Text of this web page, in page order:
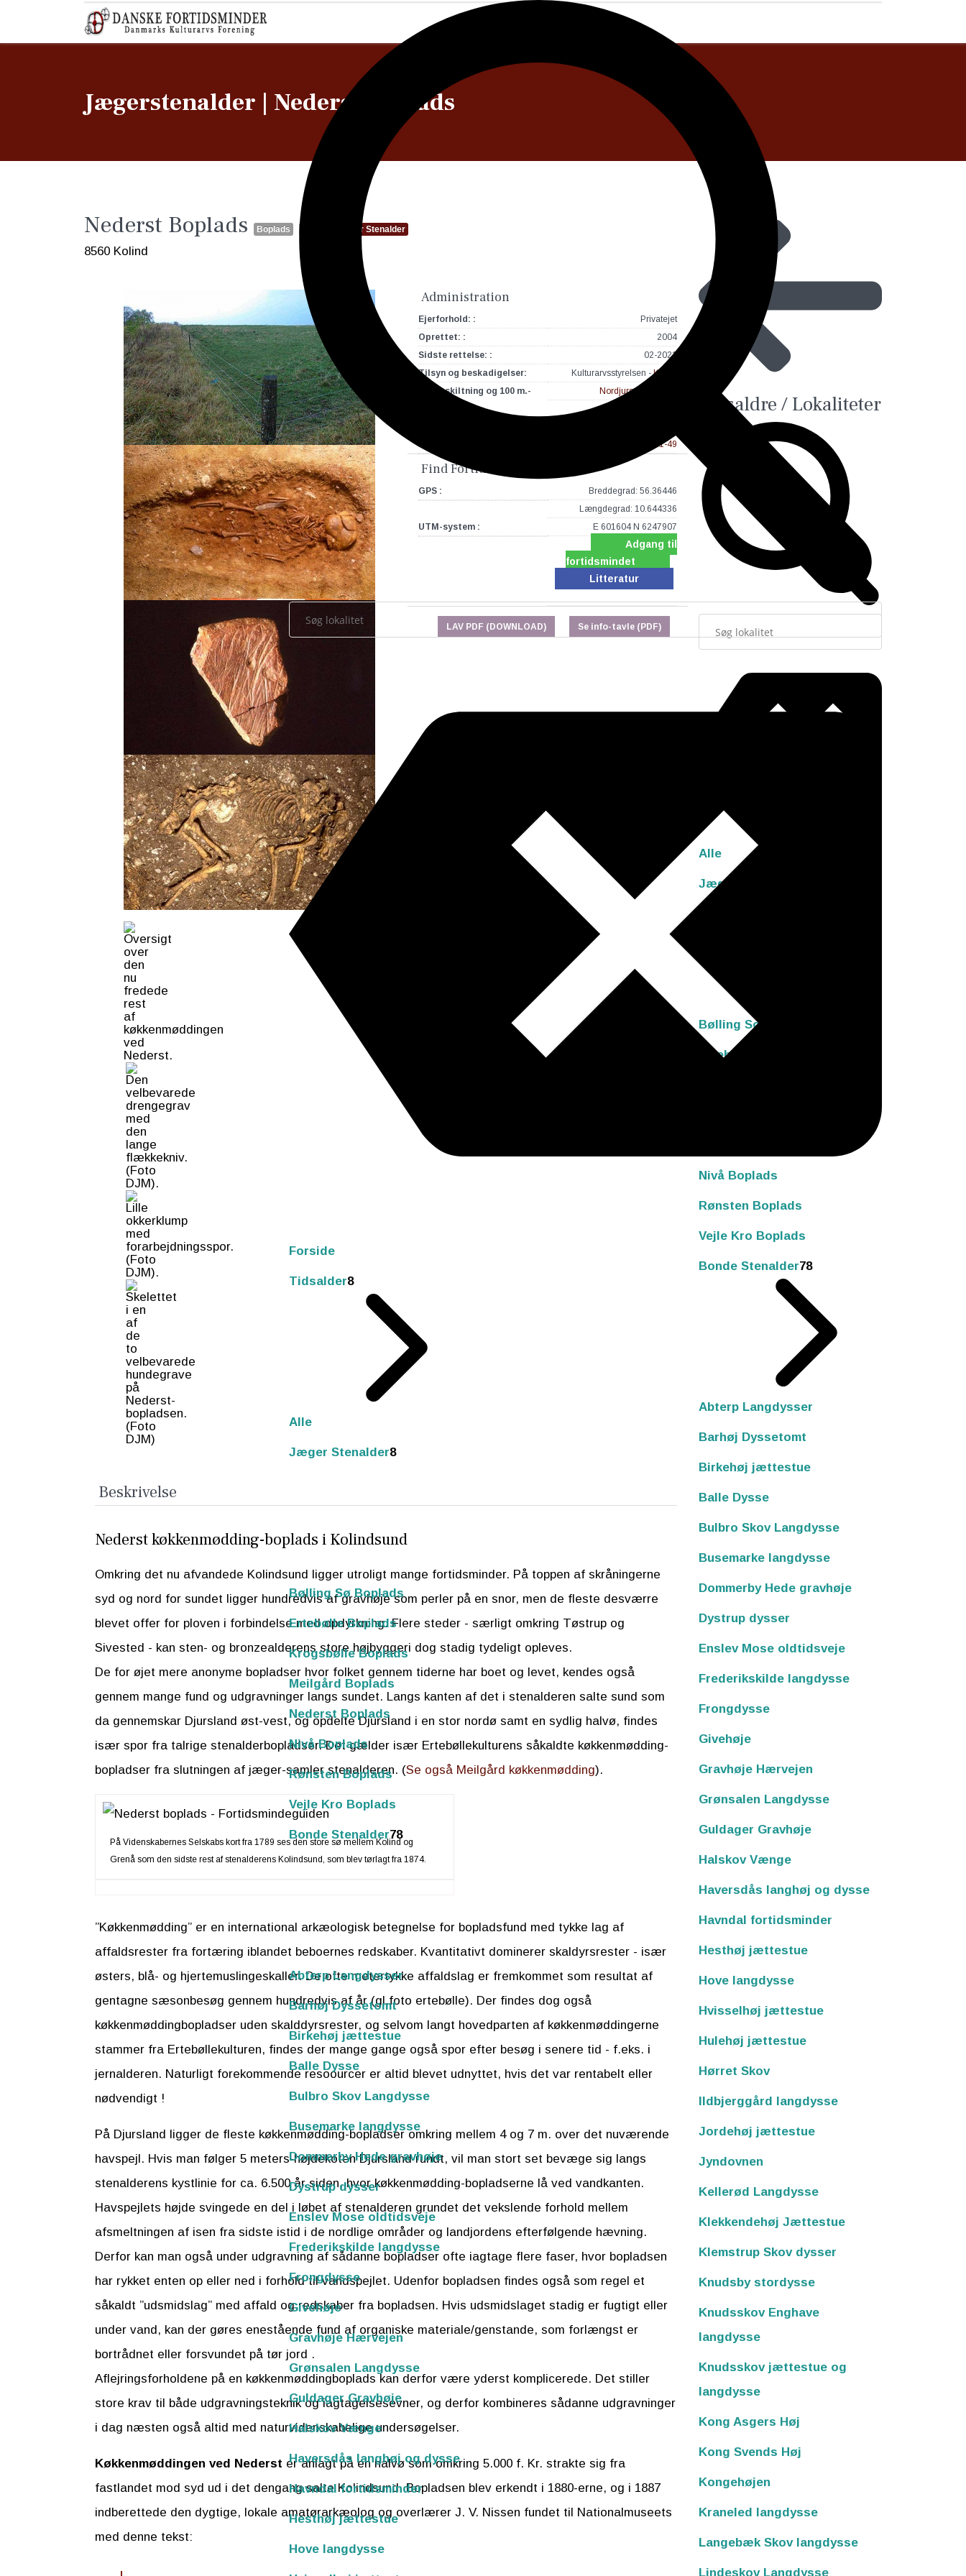
Forside
Tidsalder8
Alle
Jæger Stenalder8
Bølling Sø Boplads
Ertebølle Boplads
Krogsbølle Boplads
Meilgård Boplads
Nederst Boplads
Nivå Boplads
Rønsten Boplads
Vejle Kro Boplads
Bonde Stenalder78
Abterp Langdysser
Barhøj Dyssetomt
Birkehøj jættestue
Balle Dysse
Bulbro Skov Langdysse
Busemarke langdysse
Dommerby Hede gravhøje
Dystrup dysser
Enslev Mose oldtidsveje
Frederikskilde langdysse
Frongdysse
Givehøje
Gravhøje Hærvejen
Grønsalen Langdysse
Guldager Gravhøje
Halskov Vænge
Haversdås langhøj og dysse
Havndal fortidsminder
Hesthøj jættestue
Hove langdysse
Jægerstenalder | Nederst Boplads
Nederst Boplads Boplads Jæger Stenalder
8560 Kolind
Administration
Ejerforhold: :
Privatejet
Oprettet: :
2004
Sidste rettelse: :
02-2021
Tilsyn og beskadigelser:
Kulturarvsstyrelsen -KUAS
Pleje, skiltning og 100 m.-
Nordjurs Kommune
STEDNR.:
140201-49
Find Fortidsmindet med GPS
GPS :
Breddegrad: 56.36446
Længdegrad: 10.644336
UTM-system :
E 601604 N 6247907
Adgang til
fortidsmindet
Litteratur
Se info-tavle (PDF)
LAV PDF (DOWNLOAD)
Beskrivelse
Nederst køkkenmødding-boplads i Kolindsund
Omkring det nu afvandede Kolindsund ligger utroligt mange fortidsminder. På toppen af skråningerne
syd og nord for sundet ligger hundredvis af gravhøje som perler på en snor, men de fleste desværre
blevet offer for ploven i forbindelse med opdyrkning. Flere steder - særligt omkring Tøstrup og
Sivested - kan sten- og bronzealderens store højbyggeri dog stadig tydeligt opleves.
De for øjet mere anonyme bopladser hvor folket gennem tiderne har boet og levet, kendes også
gennem mange fund og udgravninger langs sundet. Langs kanten af det i stenalderen salte sund som
da gennemskar Djursland øst-vest, og opdelte Djursland i en stor nordø samt en sydlig halvø, findes
især spor fra talrige stenalderbopladser. Det gælder især Ertebøllekulturens såkaldte køkkenmødding-
bopladser fra slutningen af jæger-samler stenalderen. (Se også Meilgård køkkenmødding).
På Videnskabernes Selskabs kort fra 1789 ses den store sø mellem Kolind og
Grenå som den sidste rest af stenalderens Kolindsund, som blev tørlagt fra 1874.
”Køkkenmødding” er en international arkæologisk betegnelse for bopladsfund med tykke lag af
affaldsrester fra fortæring iblandet beboernes redskaber. Kvantitativt dominerer skaldyrsrester - især
østers, blå- og hjertemuslingeskaller. De ofte metertykke affaldslag er fremkommet som resultat af
gentagne sæsonbesøg gennem hundredvis af år (gl.foto ertebølle). Der findes dog også
køkkenmøddingbopladser uden skalddyrsrester, og selvom langt hovedparten af køkkenmøddingerne
stammer fra Ertebøllekulturen, findes der mange gange også spor efter besøg i senere tid - f.eks. i
jernalderen. Naturligt forekommende resoourcer er altid blevet udnyttet, hvis det var rentabelt eller
nødvendigt !
På Djursland ligger de fleste køkkenmødding-bopladser omkring mellem 4 og 7 m. over det nuværende
havspejl. Hvis man følger 5 meters-højdekoten Djursland rundt, vil man stort set bevæge sig langs
stenalderens kystlinie for ca. 6.500 år siden, hvor køkkenmødding-bopladserne lå ved vandkanten.
Havspejlets højde svingede en del i løbet af stenalderen grundet det vekslende forhold mellem
afsmeltningen af isen fra sidste istid i de nordlige områder og landjordens efterfølgende hævning.
Derfor kan man også under udgravning af sådanne bopladser ofte iagtage flere faser, hvor bopladsen
har rykket enten op eller ned i forhold til vandspejlet. Udenfor bopladsen findes også som regel et
såkaldt ”udsmidslag” med affald og redskaber fra bopladsen. Hvis udsmidslaget stadig er fugtigt eller
under vand, kan der gøres enestående fund af organiske materiale/genstande, som forlængst er
bortrådnet eller forsvundet på tør jord .
Aflejringsforholdene på en køkkenmøddingboplads kan derfor være yderst komplicerede. Det stiller
store krav til både udgravningsteknik og iagtagelsesevner, og derfor kombineres sådanne udgravninger
i dag næsten også altid med naturvidenskabelige undersøgelser.
Køkkenmøddingen ved Nederst er anlagt på en halvø som omkring 5.000 f. Kr. strakte sig fra
fastlandet mod syd ud i det dengang salte Kolindsund. Bopladsen blev erkendt i 1880-erne, og i 1887
indberettede den dygtige, lokale amatørarkæolog og overlærer J. V. Nissen fundet til Nationalmuseets
med denne tekst:
Tidsaldre / Lokaliteter
Alle
Jæger Stenalder
Bølling Sø Boplads
Ertebølle Boplads
Nivå Boplads
Rønsten Boplads
Vejle Kro Boplads
Bonde Stenalder78
Abterp Langdysser
Barhøj Dyssetomt
Birkehøj jættestue
Balle Dysse
Bulbro Skov Langdysse
Busemarke langdysse
Dommerby Hede gravhøje
Dystrup dysser
Enslev Mose oldtidsveje
Frederikskilde langdysse
Frongdysse
Givehøje
Gravhøje Hærvejen
Grønsalen Langdysse
Guldager Gravhøje
Halskov Vænge
Haversdås langhøj og dysse
Havndal fortidsminder
Hesthøj jættestue
Hove langdysse
Hvisselhøj jættestue
Hulehøj jættestue
Hørret Skov
Ildbjerggård langdysse
Jordehøj jættestue
Jyndovnen
Kellerød Langdysse
Klekkendehøj Jættestue
Klemstrup Skov dysser
Knudsby stordysse
Knudsskov Enghave
langdysse
Knudsskov jættestue og
langdysse
Kong Asgers Høj
Kong Svends Høj
Kongehøjen
Kraneled langdysse
Langebæk Skov langdysse
Lindeskov Langdysse